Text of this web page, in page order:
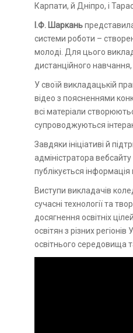
Карпати, й Дніпро, і
І.Ф. Шаркань
системи роботи –
молоді. Для цього
дистанційного навчання,
У своїй викладацькій
відео з поясненнями
всі матеріали
супроводжуються
Завдяки ініціативі й
адміністратора вебсайту
публікується
Виступи викладачів
сучасні технології та
досягнення освітніх
освітян з різних
освітнього середовища